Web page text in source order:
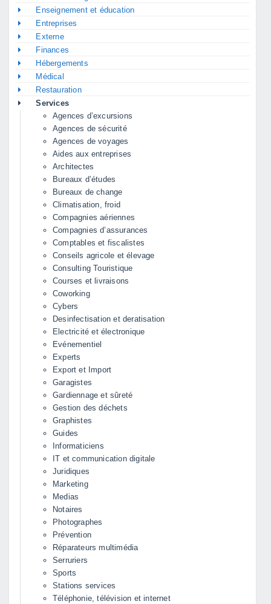
Enseignement et éducation
Entreprises
Externe
Finances
Hébergements
Médical
Restauration
Services
Agences d’excursions
Agences de sécurité
Agences de voyages
Aides aux entreprises
Architectes
Bureaux d’études
Bureaux de change
Climatisation, froid
Compagnies aériennes
Compagnies d’assurances
Comptables et fiscalistes
Conseils agricole et élevage
Consulting Touristique
Courses et livraisons
Coworking
Cybers
Desinfectisation et deratisation
Electricité et électronique
Evénementiel
Experts
Export et Import
Garagistes
Gardiennage et sûreté
Gestion des déchets
Graphistes
Guides
Informaticiens
IT et communication digitale
Juridiques
Marketing
Medias
Notaires
Photographes
Prévention
Réparateurs multimédia
Serruriers
Sports
Stations services
Téléphonie, télévision et internet